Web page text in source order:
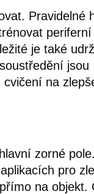
Pravidelné
periferní
je také
jsou
cvičení na
zorné
pro
na objekt.